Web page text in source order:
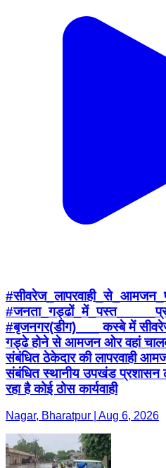
#बृजनगर(डीग)___ कस्बे में
गड्ढे होने से आमजन ओर वहां
संबंधित ठेकेदार की लापरवाही
संबंधित स्थानीय उपखंड प्रशासन
रहा है कोई ठोस कार्यवाही
Nagar, Bharatpur | Aug 6, 2026